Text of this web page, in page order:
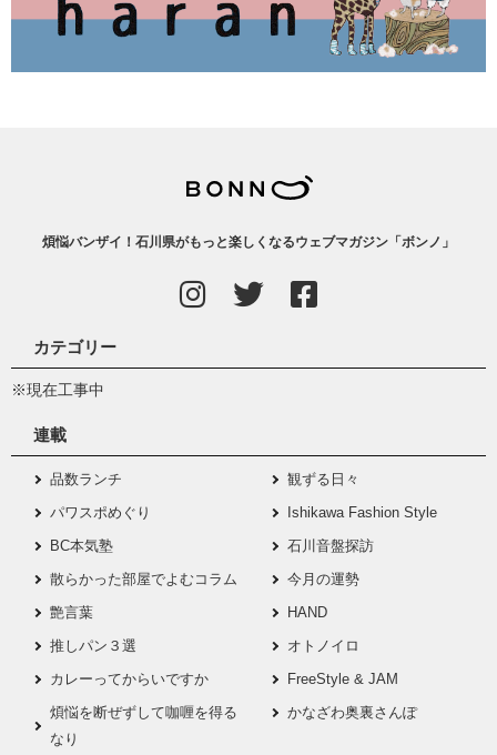
煩悩バンザイ！石川県がもっと楽しくなるウェブマガジン「ボンノ」
カテゴリー
※現在工事中
連載
品数ランチ
観ずる日々
パワスポめぐり
Ishikawa Fashion Style
BC本気塾
石川音盤探訪
散らかった部屋でよむコラム
今月の運勢
艶言葉
HAND
推しパン３選
オトノイロ
カレーってからいですか
FreeStyle & JAM
煩悩を断ぜずして咖喱を得る
なり
かなざわ奥裏さんぽ